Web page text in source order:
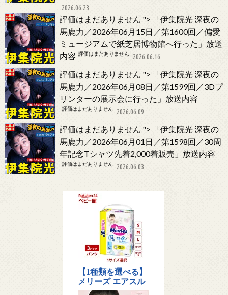
2026.06.23
評価はまだありません ">
「伊集院光 深夜の
馬鹿力／2026年06月15日／第1600回／偏愛
ミュージアムで紙芝居博物館へ行った」放送
内容 評価はまだありません 2026.06.16
評価はまだありません ">
「伊集院光 深夜の
馬鹿力／2026年06月08日／第1599回／3Dプ
リンターの展示会に行った」放送内容
評価はまだありません 2026.06.09
評価はまだありません ">
「伊集院光 深夜の
馬鹿力／2026年06月01日／第1598回／30周
年記念Tシャツ先着2,000着販売」放送内容
評価はまだありません 2026.06.03